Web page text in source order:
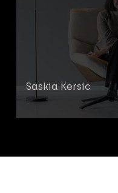
Saskia Kersic